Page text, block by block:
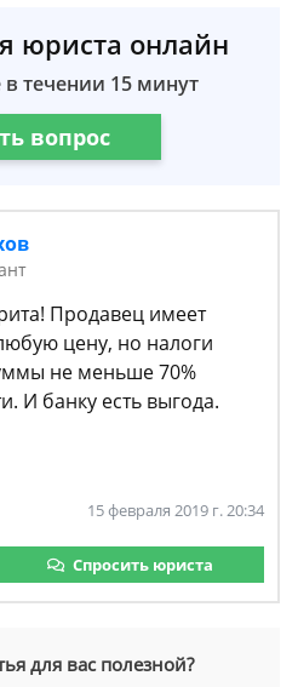
юриста онлайн
в течении 15 минут
вопрос
Продавец имеет
цену, но налоги
не меньше 70%
И банку есть выгода.
15 февраля 2019 г. 20:34
Спросить юриста
для вас полезной?